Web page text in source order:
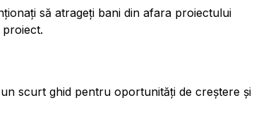
să atrageți bani din afara proiectului
scurt ghid pentru oportunități de creștere și